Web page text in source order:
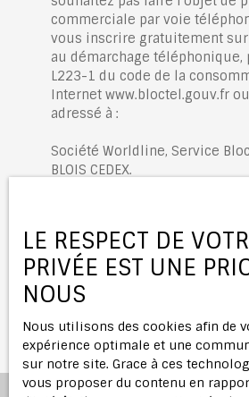
commerciale par voie
vous inscrire gratuitement
au démarchage
L223-1 du code de la
Internet www.bloctel.gouv.fr
adressé à :
Société Worldline, Service
BLOIS CEDEX.
politique de confidentialité .
LE RESPECT DE
PRIVÉE EST UNE
NOUS
Nous utilisons des cookies afin de
expérience optimale et une
sur notre site. Grace à ces
vous proposer du contenu en